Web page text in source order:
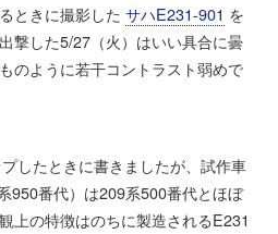
ときに撮影した サハE231-901 を
撃した5/27（火）はいい具合に曇
のように若干コントラスト弱めで
したときに書きましたが、試作車
950番代）は209系500番代とほぼ
上の特徴はのちに製造されるE231